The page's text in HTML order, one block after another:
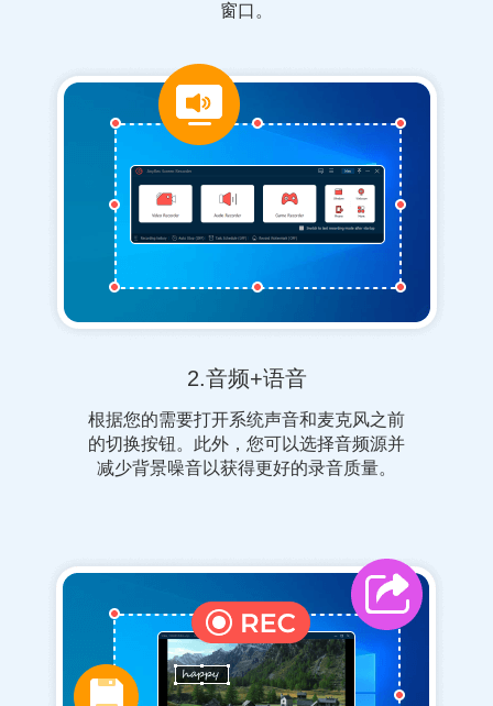
窗口。
2.音频+语音
根据您的需要打开系统声音和麦克风之前
的切换按钮。此外，您可以选择音频源并
减少背景噪音以获得更好的录音质量。